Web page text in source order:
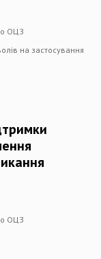
ОЦЗ
на застосування
ОЦЗ